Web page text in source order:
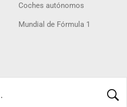
Coches autónomos
Mundial de Fórmula 1